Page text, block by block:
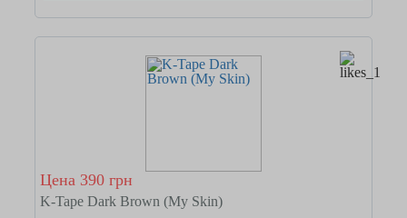
Цена 390 грн
K-Tape Dark Brown (My Skin)